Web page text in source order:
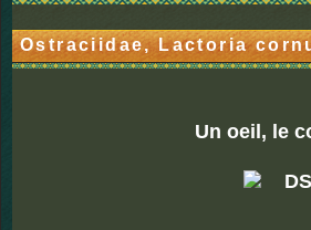
Ostraciidae, Lactoria
Un oeil, le